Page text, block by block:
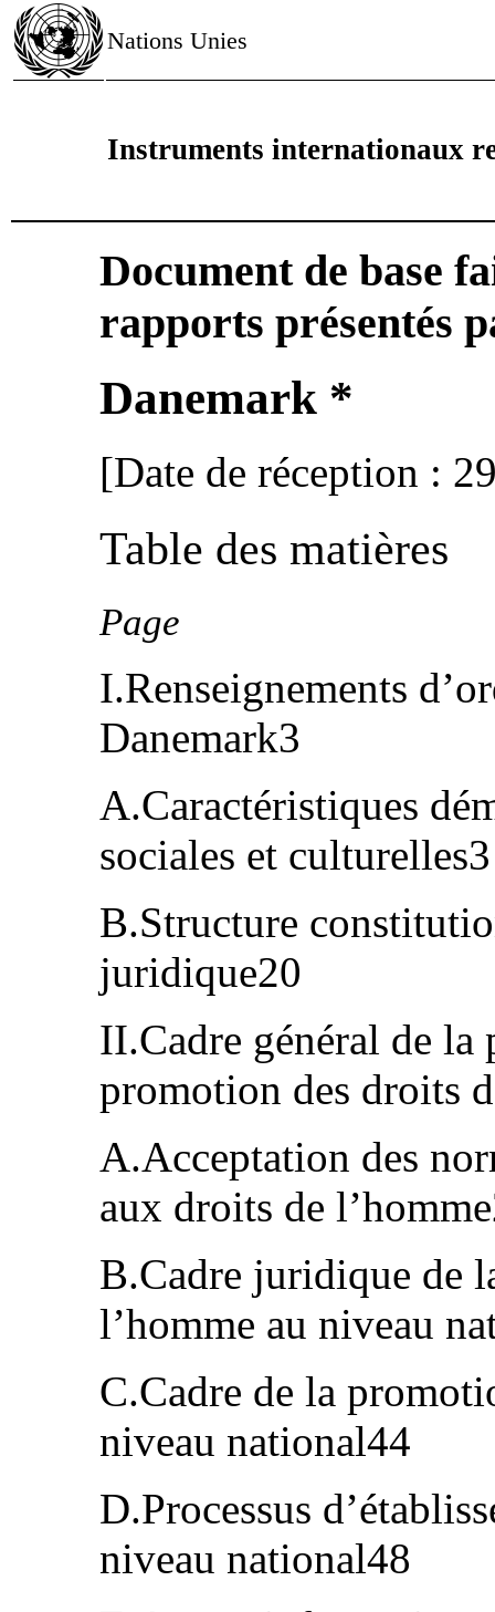
Nations Unies
Instruments internationaux
Document de base
rapports présentés
Danemark *
[Date de réception :
Table des matières
Page
I.Renseignements
Danemark3
A.Caractéristiques
sociales et culturelles3
B.Structure
juridique20
II.Cadre général de la
promotion des droits
A.Acceptation des
aux droits de
B.Cadre juridique de
l’homme au niveau
C.Cadre de la
niveau national44
D.Processus
niveau national48